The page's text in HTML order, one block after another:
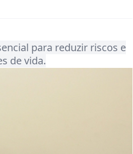
para reduzir riscos e
de vida.